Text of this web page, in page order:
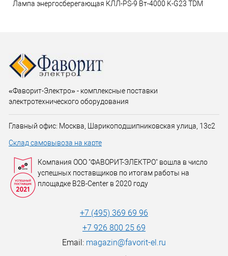
Лампа энергосберегающая КЛЛ-PS-9 Вт-4000 K-G23 TDM
«Фаворит-Электро» - комплексные поставки
электротехнического оборудования
Главный офис: Москва, Шарикоподшипниковская улица, 13с2
Склад самовывоза на карте
Компания ООО "ФАВОРИТ-ЭЛЕКТРО" вошла в число
успешных поставщиков по итогам работы на
площадке B2B-Center в 2020 году
+7 (495) 369 69 96
+7 926 800 25 69
Email: magazin@favorit-el.ru